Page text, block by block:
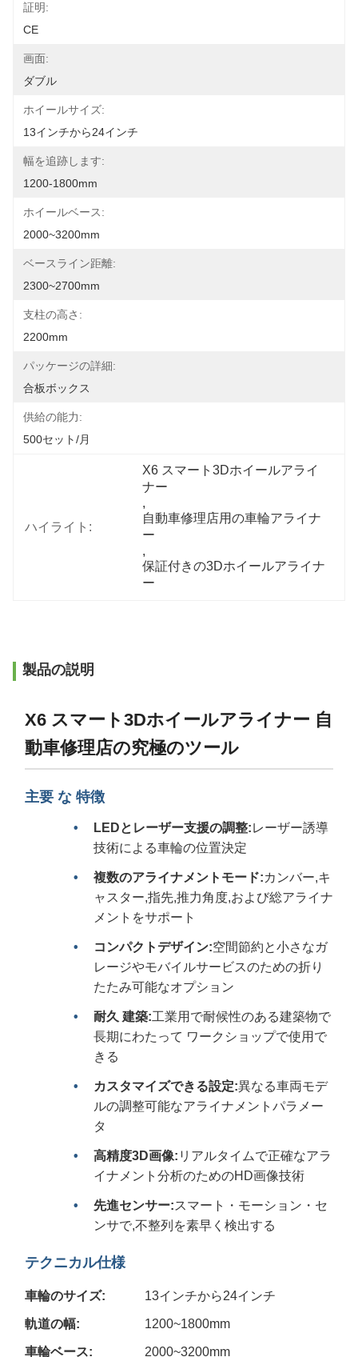
証明:
CE
画面:
ダブル
ホイールサイズ:
13インチから24インチ
幅を追跡します:
1200-1800mm
ホイールベース:
2000~3200mm
ベースライン距離:
2300~2700mm
支柱の高さ:
2200mm
パッケージの詳細:
合板ボックス
供給の能力:
500セット/月
ハイライト:
X6 スマート3Dホイールアライ
ナー
,
自動車修理店用の車輪アライナ
ー
,
保証付きの3Dホイールアライナ
ー
製品の説明
X6 スマート3Dホイールアライナー 自
動車修理店の究極のツール
主要 な 特徴
LEDとレーザー支援の調整:レーザー誘導
技術による車輪の位置決定
複数のアライナメントモード:カンバー,キ
ャスター,指先,推力角度,および総アライナ
メントをサポート
コンパクトデザイン:空間節約と小さなガ
レージやモバイルサービスのための折り
たたみ可能なオプション
耐久 建築:工業用で耐候性のある建築物で
長期にわたって ワークショップで使用で
きる
カスタマイズできる設定:異なる車両モデ
ルの調整可能なアライナメントパラメー
タ
高精度3D画像: リアルタイムで正確なアラ
イナメント分析のためのHD画像技術
先進センサー:スマート・モーション・セ
ンサで,不整列を素早く検出する
テクニカル仕様
車輪のサイズ:
13インチから24インチ
軌道の幅:
1200~1800mm
車輪ベース:
2000~3200mm